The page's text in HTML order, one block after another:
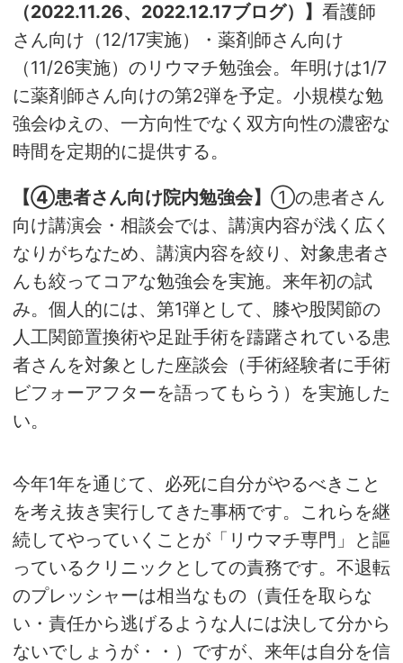
（2022.11.26、2022.12.17ブログ）】 看護師
さん向け（12/17実施）・薬剤師さん向け
（11/26実施）のリウマチ勉強会。年明けは1/7
に薬剤師さん向けの第2弾を予定。小規模な勉
強会ゆえの、一方向性でなく双方向性の濃密な
時間を定期的に提供する。
【④患者さん向け院内勉強会】 ①の患者さん
向け講演会・相談会では、講演内容が浅く広く
なりがちなため、講演内容を絞り、対象患者さ
んも絞ってコアな勉強会を実施。来年初の試
み。個人的には、第1弾として、膝や股関節の
人工関節置換術や足趾手術を躊躇されている患
者さんを対象とした座談会（手術経験者に手術
ビフォーアフターを語ってもらう）を実施した
い。
今年1年を通じて、必死に自分がやるべきこと
を考え抜き実行してきた事柄です。これらを継
続してやっていくことが「リウマチ専門」と謳
っているクリニックとしての責務です。不退転
のプレッシャーは相当なもの（責任を取らな
い・責任から逃げるような人には決して分から
ないでしょうが・・）ですが、来年は自分を信